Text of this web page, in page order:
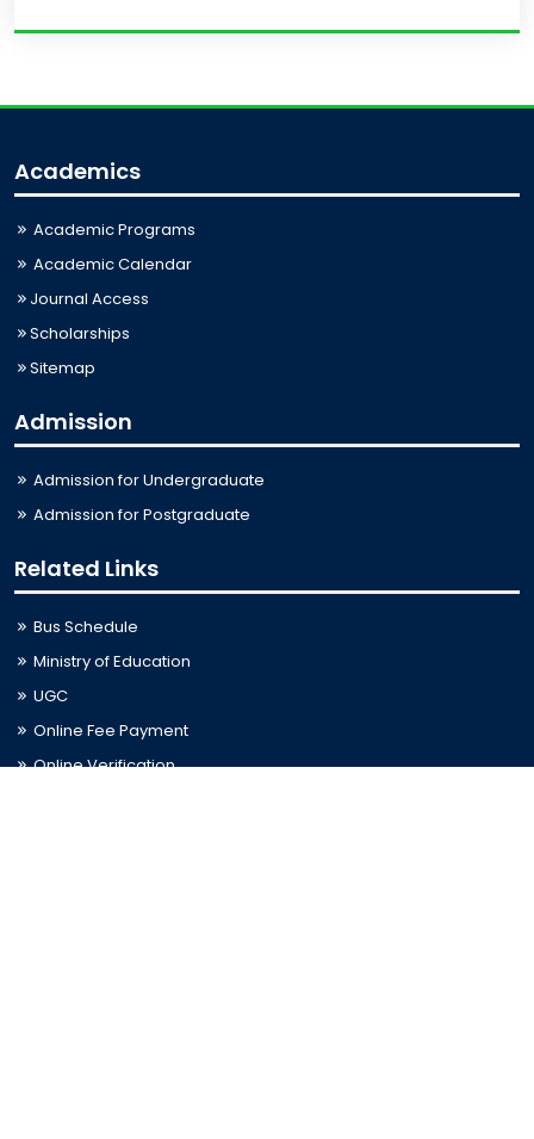
Academics
Academic Programs
Academic Calendar
Journal Access
Scholarships
Sitemap
Admission
Admission for Undergraduate
Admission for Postgraduate
Related Links
Bus Schedule
Ministry of Education
UGC
Online Fee Payment
Online Verification